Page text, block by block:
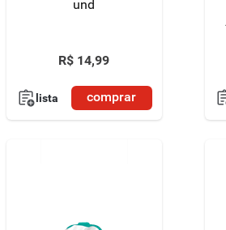
und
R$ 14,99
lista comprar